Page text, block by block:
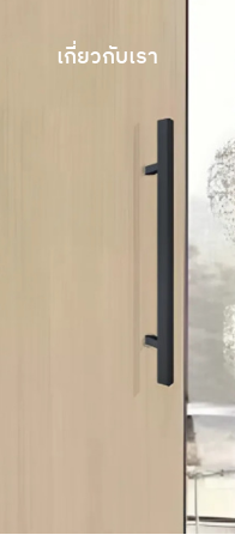
เกี่ยวกับเรา
เกี่ยวกับเรา